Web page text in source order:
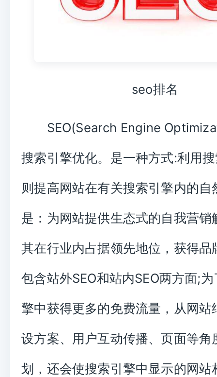
seo排名
SEO(Search Engine
搜索引擎优化。是一种方式:利用
则提高网站在有关搜索引擎内的自
是：为网站提供生态式的自我营销
其在行业内占据领先地位，获得品
包含站外SEO和站内SEO两方面;
擎中获得更多的免费流量，从网站
设方案、用户互动传播、页面等角
划，还会使搜索引擎中显示的网站